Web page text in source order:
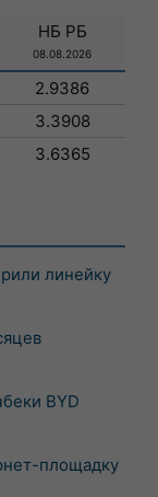
НБ РБ
08.08.2026
2.9386
3.3908
3.6365
линейку
BYD
площадку